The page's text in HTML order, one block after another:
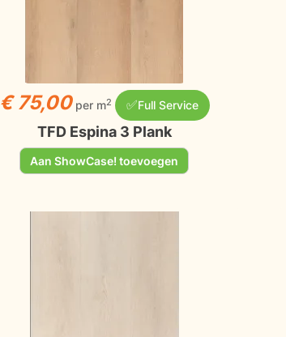
€ 75,00 per m2 ✅Full Service
TFD Espina 3 Plank
Aan ShowCase! toevoegen